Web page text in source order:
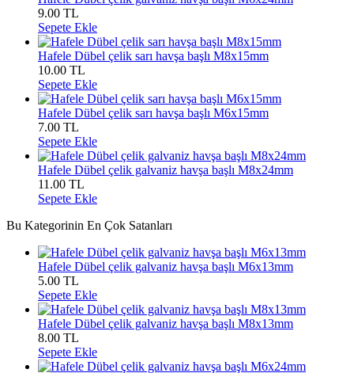
9.00 TL
Sepete Ekle
Hafele Dübel çelik sarı havşa başlı M8x15mm
10.00 TL
Sepete Ekle
Hafele Dübel çelik sarı havşa başlı M6x15mm
7.00 TL
Sepete Ekle
Hafele Dübel çelik galvaniz havşa başlı M8x24mm
11.00 TL
Sepete Ekle
Bu Kategorinin En Çok Satanları
Hafele Dübel çelik galvaniz havşa başlı M6x13mm
5.00 TL
Sepete Ekle
Hafele Dübel çelik galvaniz havşa başlı M8x13mm
8.00 TL
Sepete Ekle